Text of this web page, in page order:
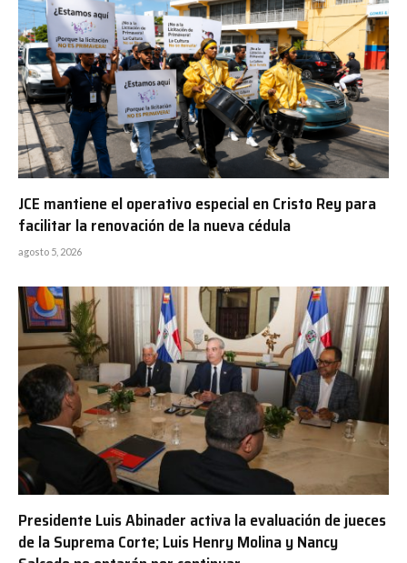
JCE mantiene el operativo especial en Cristo Rey para
facilitar la renovación de la nueva cédula
agosto 5, 2026
Presidente Luis Abinader activa la evaluación de jueces
de la Suprema Corte; Luis Henry Molina y Nancy